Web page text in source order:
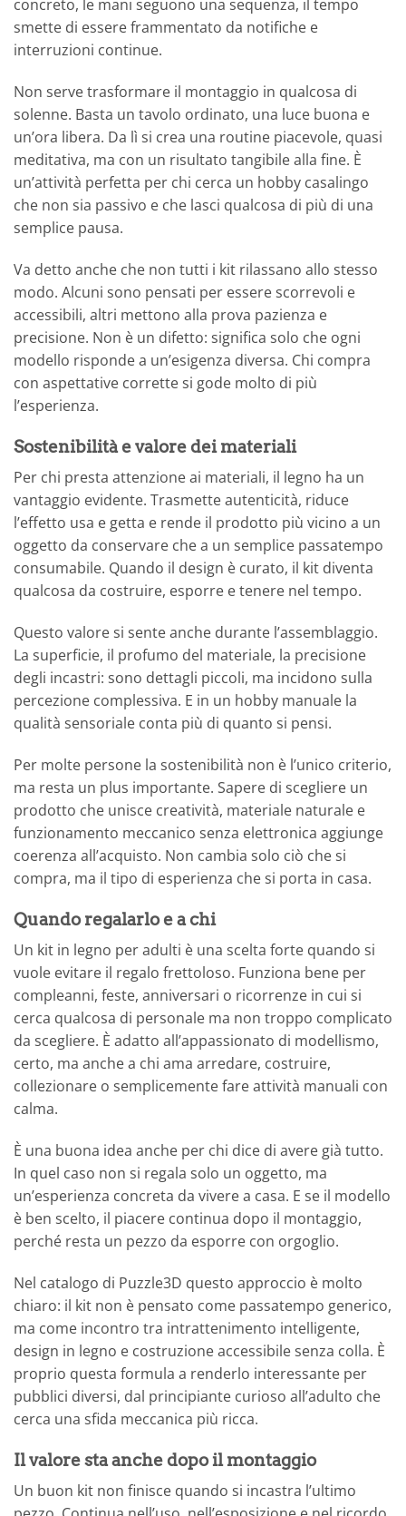
concreto, le mani seguono una sequenza, il tempo
smette di essere frammentato da notifiche e
interruzioni continue.
Non serve trasformare il montaggio in qualcosa di
solenne. Basta un tavolo ordinato, una luce buona e
un’ora libera. Da lì si crea una routine piacevole, quasi
meditativa, ma con un risultato tangibile alla fine. È
un’attività perfetta per chi cerca un hobby casalingo
che non sia passivo e che lasci qualcosa di più di una
semplice pausa.
Va detto anche che non tutti i kit rilassano allo stesso
modo. Alcuni sono pensati per essere scorrevoli e
accessibili, altri mettono alla prova pazienza e
precisione. Non è un difetto: significa solo che ogni
modello risponde a un’esigenza diversa. Chi compra
con aspettative corrette si gode molto di più
l’esperienza.
Sostenibilità e valore dei materiali
Per chi presta attenzione ai materiali, il legno ha un
vantaggio evidente. Trasmette autenticità, riduce
l’effetto usa e getta e rende il prodotto più vicino a un
oggetto da conservare che a un semplice passatempo
consumabile. Quando il design è curato, il kit diventa
qualcosa da costruire, esporre e tenere nel tempo.
Questo valore si sente anche durante l’assemblaggio.
La superficie, il profumo del materiale, la precisione
degli incastri: sono dettagli piccoli, ma incidono sulla
percezione complessiva. E in un hobby manuale la
qualità sensoriale conta più di quanto si pensi.
Per molte persone la sostenibilità non è l’unico criterio,
ma resta un plus importante. Sapere di scegliere un
prodotto che unisce creatività, materiale naturale e
funzionamento meccanico senza elettronica aggiunge
coerenza all’acquisto. Non cambia solo ciò che si
compra, ma il tipo di esperienza che si porta in casa.
Quando regalarlo e a chi
Un kit in legno per adulti è una scelta forte quando si
vuole evitare il regalo frettoloso. Funziona bene per
compleanni, feste, anniversari o ricorrenze in cui si
cerca qualcosa di personale ma non troppo complicato
da scegliere. È adatto all’appassionato di modellismo,
certo, ma anche a chi ama arredare, costruire,
collezionare o semplicemente fare attività manuali con
calma.
È una buona idea anche per chi dice di avere già tutto.
In quel caso non si regala solo un oggetto, ma
un’esperienza concreta da vivere a casa. E se il modello
è ben scelto, il piacere continua dopo il montaggio,
perché resta un pezzo da esporre con orgoglio.
Nel catalogo di Puzzle3D questo approccio è molto
chiaro: il kit non è pensato come passatempo generico,
ma come incontro tra intrattenimento intelligente,
design in legno e costruzione accessibile senza colla. È
proprio questa formula a renderlo interessante per
pubblici diversi, dal principiante curioso all’adulto che
cerca una sfida meccanica più ricca.
Il valore sta anche dopo il montaggio
Un buon kit non finisce quando si incastra l’ultimo